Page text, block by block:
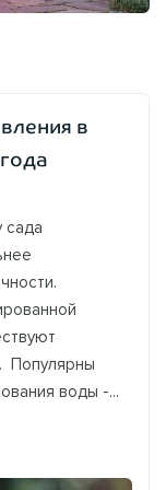
в
сада
Популярны
воды -...